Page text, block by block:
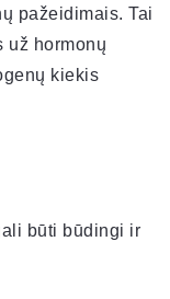
pažeidimais. Tai
už hormonų
kiekis
būti būdingi ir